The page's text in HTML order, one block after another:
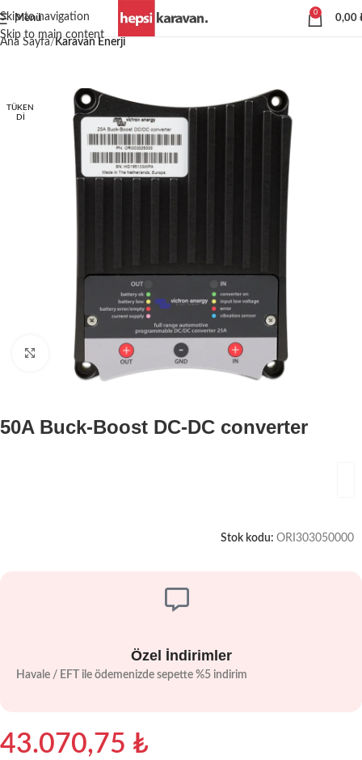
Skip to navigation
Skip to main content
Menü
0
0,00
Ana Sayfa Karavan Enerji
TÜKEN
DI
Büyütmek için tıklayın
50A Buck-Boost DC-DC converter
Stok kodu: ORI303050000
Özel İndirimler
Havale / EFT ile ödemenizde sepette %5 indirim
43.070,75 ₺